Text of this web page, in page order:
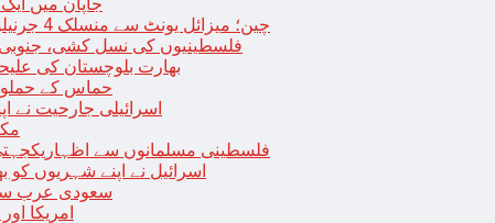
جاپان میں ایک دن میں
چین؛ میزائل یونٹ سے منسلک 4 جرنیلوں سمیت 9 فوجی اہلکارپارلیمنٹ سے برطرف
فلسطینیوں کی نسل کشی، جنوبی
بھارت بلوچستان کی
حماس کے حملوں میں 7 اسرائیلی گاڑیاں
اسرائیلی جارحیت نے
فلسطینی مسلمانوں سے
اسرائیل نے اپنے شہریوں
سعودی عرب سے
امریکا